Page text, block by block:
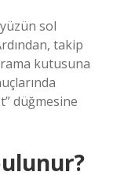
sol
takip
kutusuna
düğmesine